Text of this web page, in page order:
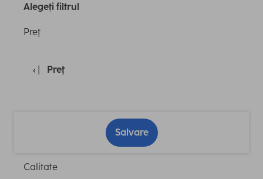
Alegeți filtrul
Preţ
Preţ
Salvare
Calitate